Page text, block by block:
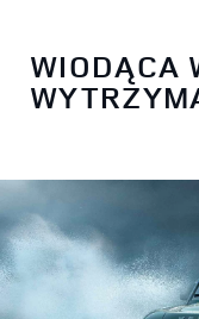
WIODĄCA